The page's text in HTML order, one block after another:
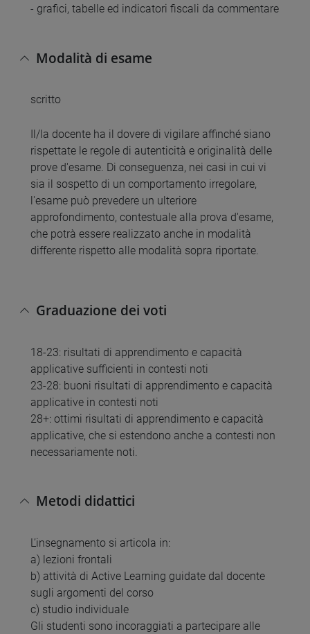
- grafici, tabelle ed indicatori fiscali da commentare
Modalità di esame
scritto
Il/la docente ha il dovere di vigilare affinché siano
rispettate le regole di autenticità e originalità delle
prove d'esame. Di conseguenza, nei casi in cui vi
sia il sospetto di un comportamento irregolare,
l'esame può prevedere un ulteriore
approfondimento, contestuale alla prova d'esame,
che potrà essere realizzato anche in modalità
differente rispetto alle modalità sopra riportate.
Graduazione dei voti
18-23: risultati di apprendimento e capacità
applicative sufficienti in contesti noti
23-28: buoni risultati di apprendimento e capacità
applicative in contesti noti
28+: ottimi risultati di apprendimento e capacità
applicative, che si estendono anche a contesti non
necessariamente noti.
Metodi didattici
L’insegnamento si articola in:
a) lezioni frontali
b) attività di Active Learning guidate dal docente
sugli argomenti del corso
c) studio individuale
Gli studenti sono incoraggiati a partecipare alle